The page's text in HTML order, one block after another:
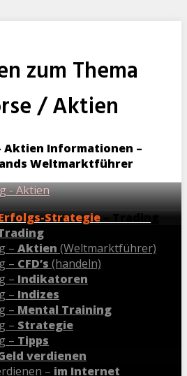
zum Thema
/ Aktien
Aktien Informationen –
Weltmarktführer
- Aktien
Strategie – Trading
– Aktien (Weltmarktführer)
– CFD’s (handeln)
– Indikatoren
– Indizes
– Mental Training
– Strategie
– Tipps
verdienen
– im Internet